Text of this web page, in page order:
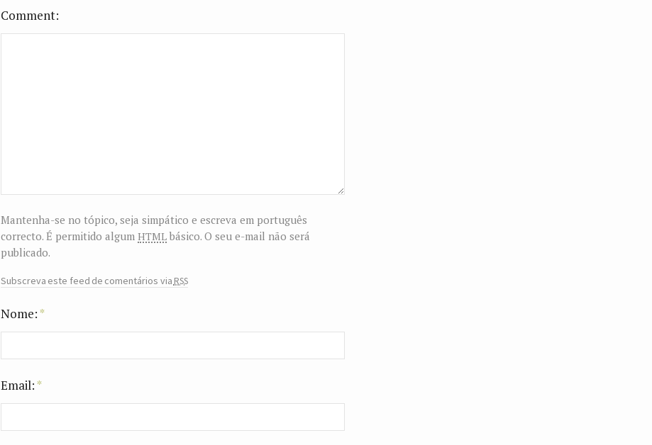
Comment
Mantenha-se no tópico, seja simpático e escreva em português
correcto. É permitido algum htmlbásico. O seu e-mail não será
publicado.
Subscreva este feed de comentários via rss
Nome:*
Email:*